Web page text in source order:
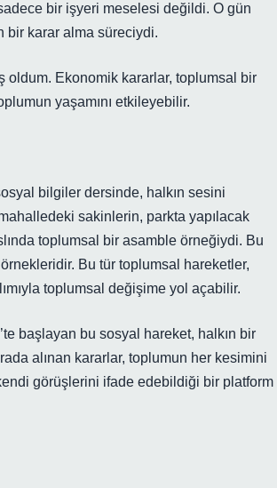
bir işyeri meselesi değildi. O gün
bir karar alma süreciydi.
oldum. Ekonomik kararlar, toplumsal bir
yaşamını etkileyebilir.
bilgiler dersinde, halkın sesini
sakinlerin, parkta yapılacak
toplumsal bir asamble örneğiydi. Bu
Bu tür toplumsal hareketler,
toplumsal değişime yol açabilir.
başlayan bu sosyal hareket, halkın bir
alınan kararlar, toplumun her kesimini
görüşlerini ifade edebildiği bir platform